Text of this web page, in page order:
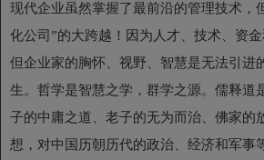
现代企业虽然掌握了最前沿的管理技术，
化公司”的大跨越！因为人才、技术、资金
但企业家的胸怀、视野、智慧是无法引进
生。哲学是智慧之学，群学之源。儒释道
子的中庸之道、老子的无为而治、佛家的
想，对中国历朝历代的政治、经济和军事